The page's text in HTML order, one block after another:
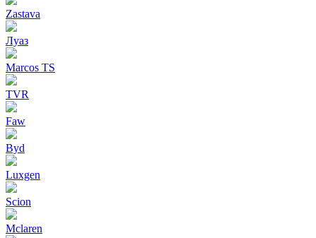
Zastava
Луаз
Marcos TS
TVR
Faw
Byd
Luxgen
Scion
Mclaren